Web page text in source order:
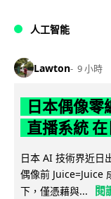
人工智能
Lawton 9 小時
日本偶像零
直播系統
日本 AI 技術界近日
偶像前 Juice=Juice
下，僅憑藉與...
閱